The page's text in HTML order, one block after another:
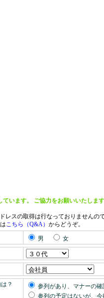
います。 ご協力をお願いいたします
スの取得は行なっておりませんので
こちら（Q&A） からどうぞ。
男 女
？
参列があり、マナーの確
参列の予定はないが、